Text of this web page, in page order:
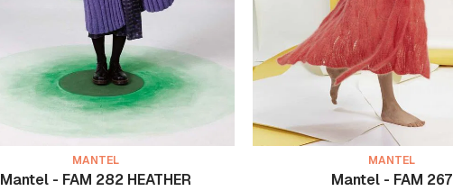
MANTEL
Mantel - FAM 282 HEATHER
MANTEL
Mantel - FAM 267